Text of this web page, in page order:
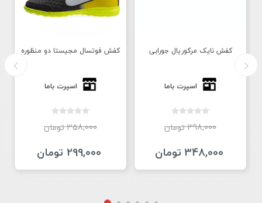
کفش نایک مرکوریال جورابی
اسپرت باما
398,000 تومان
348,000 تومان
کفش فوتسال مجیستا دو منظوره
اسپرت باما
358,000 تومان
299,000 تومان